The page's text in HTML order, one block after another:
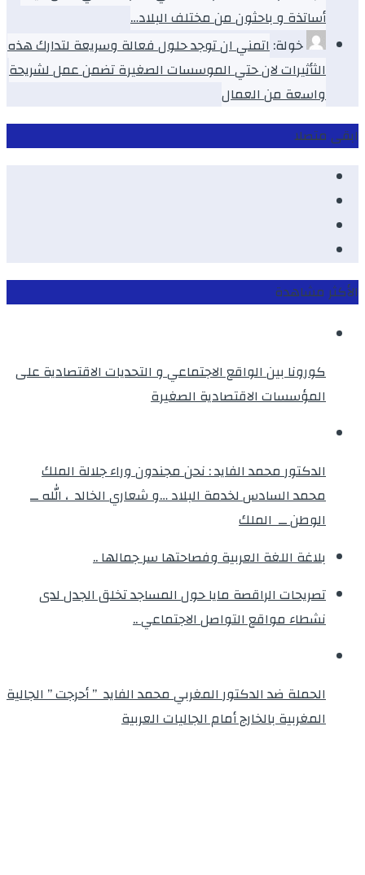
أساتذة و باحثون من مختلف البلاد…
خولة:اتمني ان توجد حلول فعالة وسريعة لتدارك هذه
الثأثيرات لان حتي الموسسات الصغيرة تضمن عمل لشريحة
واسعة من العمال
ابقى متصلا
الأكثر مشاهدة
كورونا بين الواقع الاجتماعي و التحديات الاقتصادية على
المؤسسات الاقتصادية الصغيرة
الدكتور محمد الفايد : نحن مجندون وراء جلالة الملك
محمد السادس لخدمة البلاد …و شعاري الخالد ، الله ــ
الوطن ــ الملك
بلاغة اللغة العربية وفصاحتها سر جمالها ..
تصريحات الراقصة مايا حول المساجد تخلق الجدل لدى
نشطاء مواقع التواصل الاجتماعي ..
الحملة ضد الدكتور المغربي محمد الفايد ” أحرجت ” الجالية
المغربية بالخارج أمام الجاليات العربية